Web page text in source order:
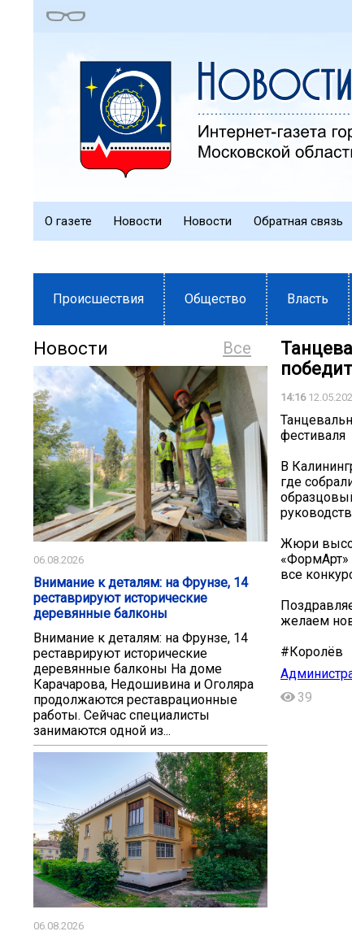
О газете Новости Новости Обратная связь
Происшествия Общество Власть
Все
Новости
06.08.2026
Внимание к деталям: на Фрунзе, 14
реставрируют исторические
деревянные балконы
Внимание к деталям: на Фрунзе, 14
реставрируют исторические
деревянные балконы На доме
Карачарова, Недошивина и Оголяра
продолжаются реставрационные
работы. Сейчас специалисты
занимаются одной из...
06.08.2026
14:16
фестиваля
В
где
Жюри
«ФормАрт»
все
желаем
#Королёв
39